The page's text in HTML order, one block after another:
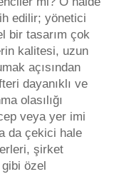
edilir; yönetici
bir tasarım çok
kalitesi, uzun
açısından
dayanıklı ve
olasılığı
veya yer imi
da çekici hale
şirket
özel